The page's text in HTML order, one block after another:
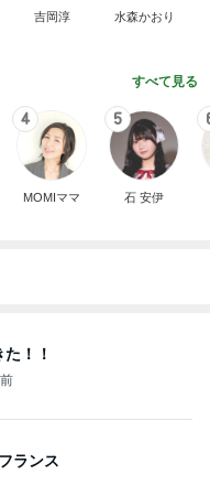
吉岡淳 水森かおり
すべて見る
4
MOMIママ
5
石 安伊
！！
ランス